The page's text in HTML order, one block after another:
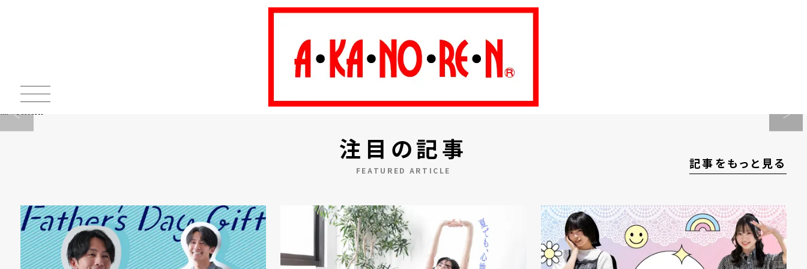
Warning
注目の記事
FEATURED ARTICLE 記事をもっと見る